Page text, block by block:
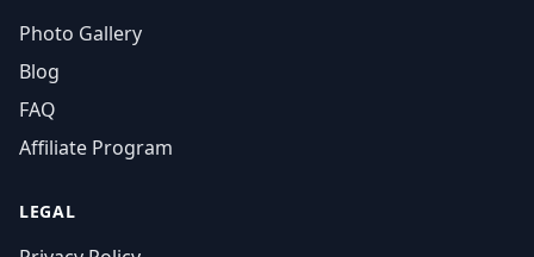
Photo Gallery
Blog
FAQ
Affiliate Program
LEGAL